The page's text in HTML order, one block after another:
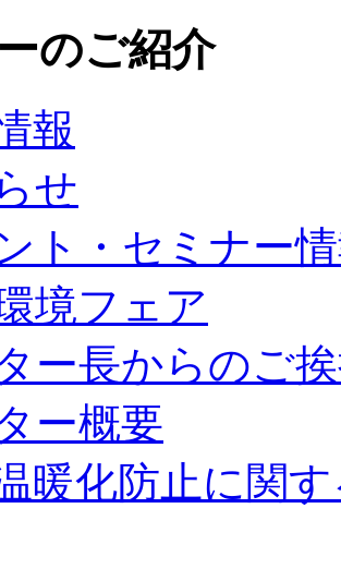
のご紹介
報
せ
ト・セミナー
境フェア
ー長からのご
ー概要
暖化防止に関